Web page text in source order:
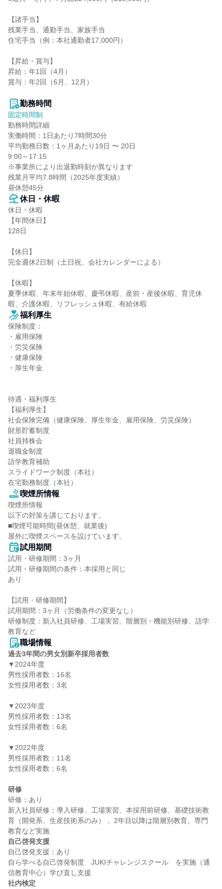
【諸手当】
残業手当、通勤手当、家族手当
住宅手当（例：本社通勤者17,000円）
【昇給・賞与】
昇給：年1回（4月）
賞与：年2回（6月、12月）
勤務時間
固定時間制
勤務時間詳細
実働時間：1日あたり7時間30分
平均勤務日数：1ヶ月あたり19日 〜 20日
9:00～17:15
※事業所により出退勤時刻が異なります
残業月平均7.8時間（2025年度実績）
昼休憩45分
休日・休暇
休日・休暇
【年間休日】
128日
【休日】
完全週休2日制（土日祝、会社カレンダーによる）
【休暇】
夏季休暇、年末年始休暇、慶弔休暇、産前・産後休暇、育児休
暇、介護休暇、リフレッシュ休暇、有給休暇
福利厚生
保険制度：
・雇用保険
・労災保険
・健康保険
・厚生年金
待遇・福利厚生
【福利厚生】
社会保険完備（健康保険、厚生年金、雇用保険、労災保険）
財形貯蓄制度
社員持株会
退職金制度
語学教育補助
スライドワーク制度（本社）
在宅勤務制度（本社）
喫煙所情報
喫煙所情報
以下の対策を講じております。
■喫煙可能時間(昼休憩、就業後)
屋外に喫煙スペースを設けています。
試用期間
試用・研修期間：3ヶ月
試用・研修期間の条件：本採用と同じ
あり
【試用・研修期間】
試用期間：3ヶ月（労働条件の変更なし）
研修制度：新入社員研修、工場実習、階層別・機能別研修、語学
職場情報
過去3年間の男女別新卒採用者数
▼2024年度
男性採用者数：16名
女性採用者数：3名
▼2023年度
男性採用者数：13名
女性採用者数：6名
▼2022年度
男性採用者数：11名
女性採用者数：6名
研修
研修：あり
新入社員研修：導入研修、工場実習、本採用前研修、基礎技術教
育（開発系、生産技術系のみ） 、2年目以降は階層別教育、専門
自己啓発支援
自己啓発支援：あり
自ら学べる自己啓発制度　JUKIチャレンジスクール　を実施（通
社内検定